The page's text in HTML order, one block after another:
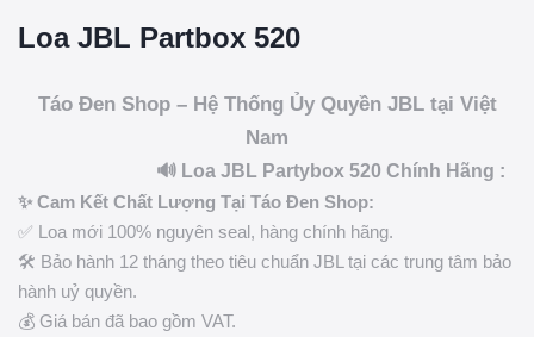
Loa JBL Partbox 520
Táo Đen Shop – Hệ Thống Ủy Quyền JBL tại Việt
Nam
🔊 Loa JBL Partybox 520 Chính Hãng :
✨ Cam Kết Chất Lượng Tại Táo Đen Shop:
✅ Loa mới 100% nguyên seal, hàng chính hãng.
🛠️ Bảo hành 12 tháng theo tiêu chuẩn JBL tại các trung tâm bảo
hành uỷ quyền.
💰 Giá bán đã bao gồm VAT.